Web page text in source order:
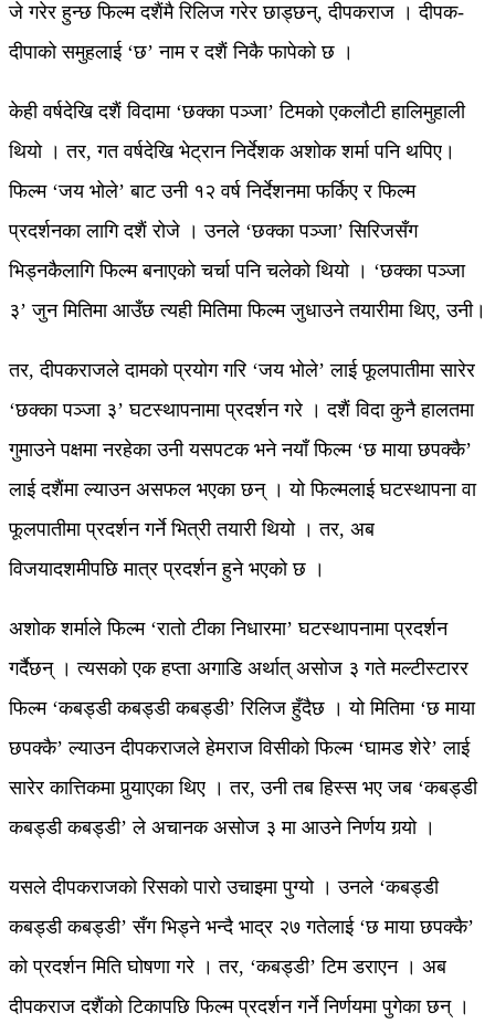
जे गरेर हुन्छ फिल्म दशैंमै रिलिज गरेर छाड्छन्, दीपकराज । दीपक-
दीपाको समुहलाई ‘छ’ नाम र दशैं निकै फापेको छ ।
केही वर्षदेखि दशैं विदामा ‘छक्का पञ्जा’ टिमको एकलौटी हालिमुहाली
थियो । तर, गत वर्षदेखि भेट्रान निर्देशक अशोक शर्मा पनि थपिए।
फिल्म ‘जय भोले’ बाट उनी १२ वर्ष निर्देशनमा फर्किए र फिल्म
प्रदर्शनका लागि दशैं रोजे । उनले ‘छक्का पञ्जा’ सिरिजसँग
भिड्नकैलागि फिल्म बनाएको चर्चा पनि चलेको थियो । ‘छक्का पञ्जा
३’ जुन मितिमा आउँछ त्यही मितिमा फिल्म जुधाउने तयारीमा थिए, उनी।
तर, दीपकराजले दामको प्रयोग गरि ‘जय भोले’ लाई फूलपातीमा सारेर
‘छक्का पञ्जा ३’ घटस्थापनामा प्रदर्शन गरे । दशैं विदा कुनै हालतमा
गुमाउने पक्षमा नरहेका उनी यसपटक भने नयाँ फिल्म ‘छ माया छपक्कै’
लाई दशैंमा ल्याउन असफल भएका छन् । यो फिल्मलाई घटस्थापना वा
फूलपातीमा प्रदर्शन गर्ने भित्री तयारी थियो । तर, अब
विजयादशमीपछि मात्र प्रदर्शन हुने भएको छ ।
अशोक शर्माले फिल्म ‘रातो टीका निधारमा’ घटस्थापनामा प्रदर्शन
गर्दैछन् । त्यसको एक हप्ता अगाडि अर्थात् असोज ३ गते मल्टीस्टारर
फिल्म ‘कबड्डी कबड्डी कबड्डी’ रिलिज हुँदैछ । यो मितिमा ‘छ माया
छपक्कै’ ल्याउन दीपकराजले हेमराज विसीको फिल्म ‘घामड शेरे’ लाई
सारेर कात्तिकमा पुर्‍याएका थिए । तर, उनी तब हिस्स भए जब ‘कबड्डी
कबड्डी कबड्डी’ ले अचानक असोज ३ मा आउने निर्णय गर्‍यो ।
यसले दीपकराजको रिसको पारो उचाइमा पुग्यो । उनले ‘कबड्डी
कबड्डी कबड्डी’ सँग भिड्ने भन्दै भाद्र २७ गतेलाई ‘छ माया छपक्कै’
को प्रदर्शन मिति घोषणा गरे । तर, ‘कबड्डी’ टिम डराएन । अब
दीपकराज दशैंको टिकापछि फिल्म प्रदर्शन गर्ने निर्णयमा पुगेका छन् ।